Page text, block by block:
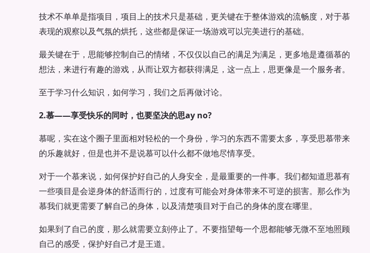
技术不单单是指项目，项目上的技术只是基础，更关键在于整体游戏的流畅度，对于慕
表现的观察以及气氛的烘托，这些都是保证一场游戏可以完美进行的基础。
最关键在于，思能够控制自己的情绪，不仅仅以自己的满足为满足，更多地是遵循慕的
想法，来进行有趣的游戏，从而让双方都获得满足，这一点上，思更像是一个服务者。
至于学习什么知识，如何学习，我们之后再做讨论。
2.慕——享受快乐的同时，也要坚决的思ay no?
慕呢，实在这个圈子里面相对轻松的一个身份，学习的东西不需要太多，享受思慕带来
的乐趣就好，但是也并不是说慕可以什么都不做地尽情享受。
对于一个慕来说，如何保护好自己的人身安全，是最重要的一件事。我们都知道思慕有
一些项目是会逆身体的舒适而行的，过度有可能会对身体带来不可逆的损害。那么作为
慕我们就更需要了解自己的身体，以及清楚项目对于自己的身体的度在哪里。
如果到了自己的度，那么就需要立刻停止了。不要指望每一个思都能够无微不至地照顾
自己的感受，保护好自己才是王道。